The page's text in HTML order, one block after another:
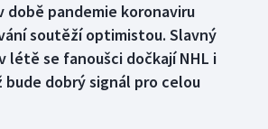
době pandemie koronaviru
soutěží optimistou. Slavný
létě se fanoušci dočkají NHL i
dobrý signál pro celou